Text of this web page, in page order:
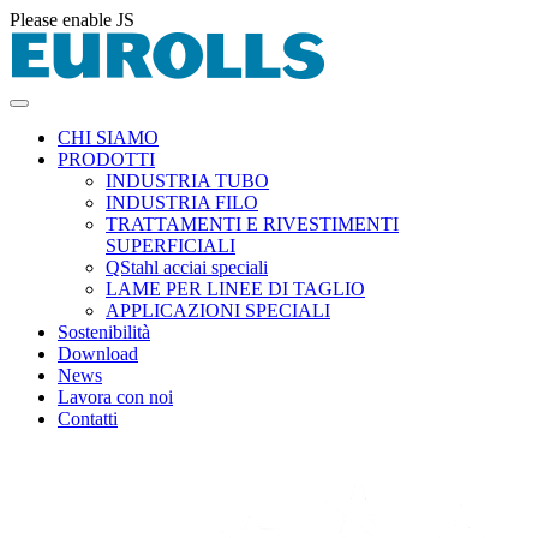
Please enable JS
CHI SIAMO
PRODOTTI
INDUSTRIA TUBO
INDUSTRIA FILO
TRATTAMENTI E RIVESTIMENTI
SUPERFICIALI
QStahl acciai speciali
LAME PER LINEE DI TAGLIO
APPLICAZIONI SPECIALI
Sostenibilità
Download
News
Lavora con noi
Contatti